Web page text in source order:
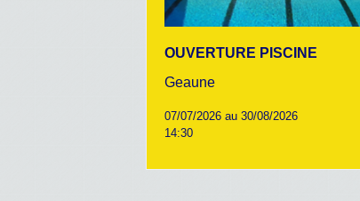
OUVERTURE PISCINE
Geaune
07/07/2026 au 30/08/2026
14:30